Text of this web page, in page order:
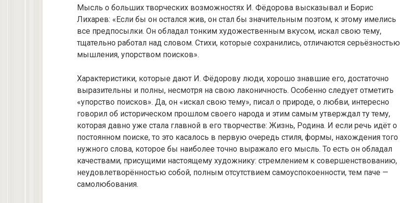
Мысль о больших творческих возможностях И. Фёдорова высказывал и Борис
Лихарев: «Если бы он остался жив, он стал бы значительным поэтом, к этому имелись
все предпосылки. Он обладал тонким художественным вкусом, искал свою тему,
тщательно работал над словом. Стихи, которые сохранились, отличаются серьёзностью
мышления, упорством поисков».
Характеристики, которые дают И. Фёдорову люди, хорошо знавшие его, достаточно
выразительны и полны, несмотря на свою лаконичность. Особенно следует отметить
«упорство поисков». Да, oн «искал свою тему», писал о природе, о любви, интересно
говорил об историческом прошлом своего народа и этим самым утверждал ту тему,
которая давно уже стала главной в его творчестве: Жизнь, Родина. И если речь идёт о
постоянном поиске, то это касалось в первую очередь стиля, формы, нахождения того
нужного слова, которое бы наиболее точно выражало его мысль. То есть он обладал
качествами, присущими настоящему художнику: стремлением к совершенствованию,
неудовлетворённостью собой, полным отсутствием самоуспокоенности, тем паче —
самолюбования.